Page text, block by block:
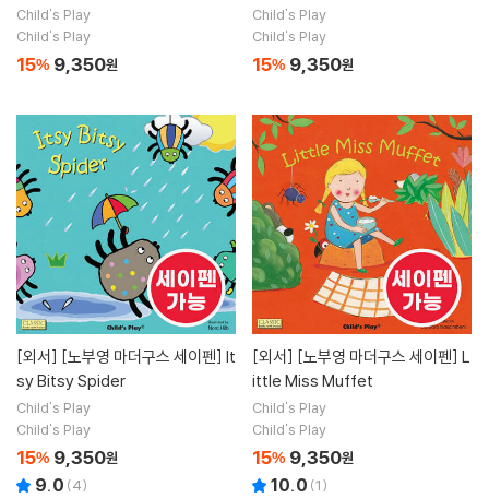
Child's Play
Child's Play
15% 9,350원
Child's Play
Child's Play
15% 9,350원
[외서]
sy Bitsy Spider
Child's Play
Child's Play
15% 9,350원
9.0 (4)
[외서]
ittle Miss Muffet
Child's Play
Child's Play
15% 9,350원
10.0 (1)